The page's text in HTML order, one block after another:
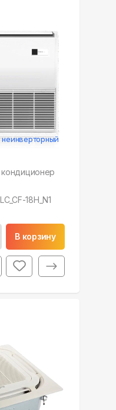
неинверторный
18H_N1
В корзину